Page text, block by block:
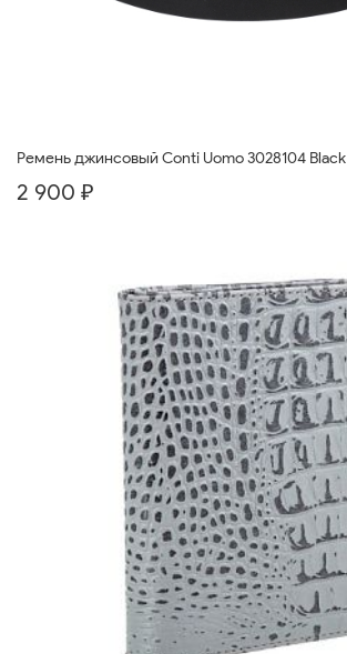
Ремень джинсовый Conti Uomo 3028104 Black
2 900 ₽